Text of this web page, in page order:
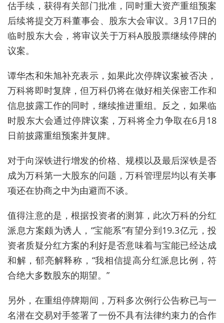
估手续，获得有关部门批准，同时重大资产重组预案
后续将提交万科董事会、股东大会审议。3月17日的
临时股东大会，将审议关于万科A股股票继续停牌的
议案。
谭华杰和朱旭补充表示，如果此次停牌议案被否决，
万科将即时复牌，但万科仍将在做好相关保密工作和
信息披露工作的同时，继续推进重组。反之，如果临
时股东大会通过停牌议案，万科将全力争取在6月18
日前披露重组预案并复牌。
对于向深铁进行增发的价格、规模以及最后深铁是否
成为万科第一大股东的问题，万科管理层均以有关事
项还在协商之中为由避而不谈。
值得注意的是，根据投资者的测算，此次万科的分红
派息方案颇为诱人，“宝能系”有望分到19.3亿元，投
资者质疑分红方案的利好是否意味着与宝能已经达成
和解，郁亮解释称，“我相信提高分红派息比例，符
合绝大多数股东的期望。”
另外，在重组停牌期间，万科多次例行公告称已与一
名潜在交易对手签署了一份不具有法律约束力的合作